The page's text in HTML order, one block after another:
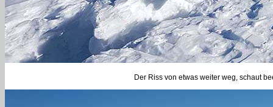
Der Riss von etwas weiter weg, schaut